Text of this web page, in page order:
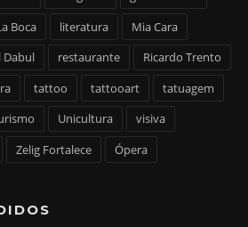
Boca literatura
Mia Cara
Dabul restaurante
Ricardo Trento
tattoo tattooart
tatuagem
Unicultura
visiva
Zelig Fortalece Ópera